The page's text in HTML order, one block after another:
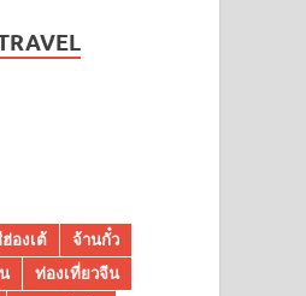
องเต้
จ้านกั๋ว
ท่องเที่ยวจีน